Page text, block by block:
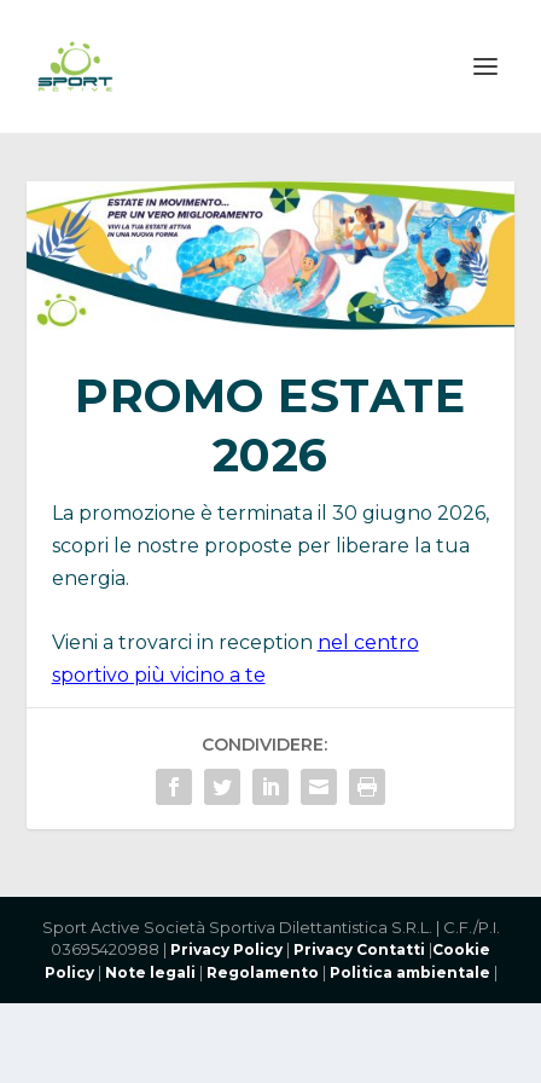
PROMO ESTATE
2026
La promozione è terminata il 30 giugno 2026,
scopri le nostre proposte per liberare la tua
energia.
Vieni a trovarci in reception nel centro
sportivo più vicino a te
CONDIVIDERE:
Sport Active Società Sportiva Dilettantistica S.R.L. | C.F./P.I.
03695420988 | Privacy Policy | Privacy Contatti |Cookie
Policy| Note legali | Regolamento | Politica ambientale |